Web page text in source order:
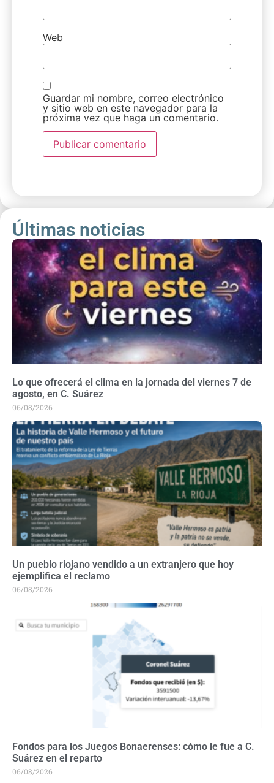
Web
Guardar mi nombre, correo electrónico
y sitio web en este navegador para la
próxima vez que haga un comentario.
Últimas noticias
Lo que ofrecerá el clima en la jornada del viernes 7 de
agosto, en C. Suárez
06/08/2026
Un pueblo riojano vendido a un extranjero que hoy
ejemplifica el reclamo
06/08/2026
Fondos para los Juegos Bonaerenses: cómo le fue a C.
Suárez en el reparto
06/08/2026